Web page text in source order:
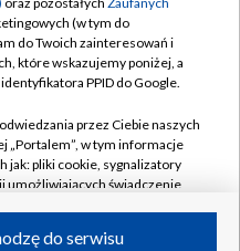
(w tym do
do Twoich zainteresowań i
które wskazujemy poniżej, a
PPID do Google.
przez Ciebie naszych
„Portalem”, w tym informacje
jak: pliki cookie, sygnalizatory
umożliwiających świadczenie
do serwisu